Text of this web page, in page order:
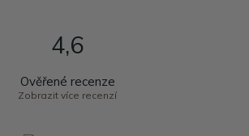
4,6
Ověřené recenze
Zobrazit více recenzí